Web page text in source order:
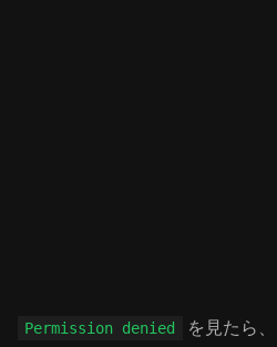
Permission denied を見たら、